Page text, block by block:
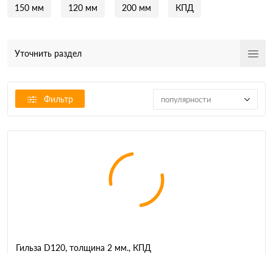
150 мм 120 мм 200 мм КПД
Уточнить раздел
Фильтр популярности
Гильза D120, толщина 2 мм., КПД